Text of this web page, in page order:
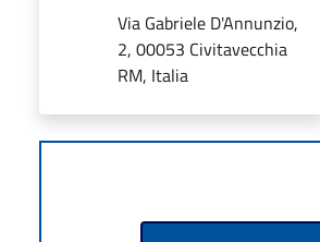
Via Gabriele D'Annunzio,
2, 00053 Civitavecchia
RM, Italia